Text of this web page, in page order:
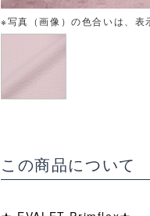
※写真（画像）の色合いは、表
この商品について